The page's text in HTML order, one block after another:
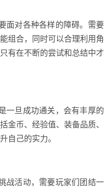
面对各种各样的障碍。需要
组合，同时可以合理利用角
有在不断的尝试和总结中才
一旦成功通关，会有丰厚的
金币、经验值、装备品质、
自己的实力。
战活动，需要玩家们团结一